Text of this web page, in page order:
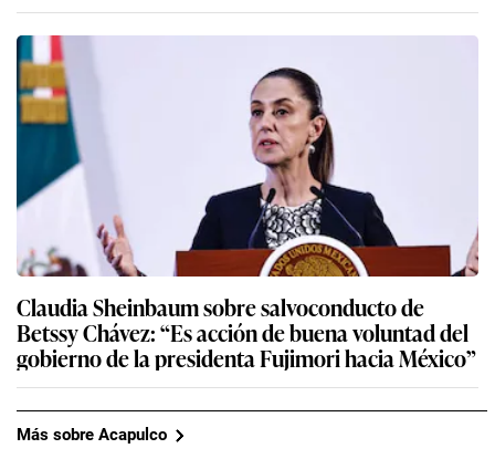
Claudia Sheinbaum sobre salvoconducto de
Betssy Chávez: “Es acción de buena voluntad del
gobierno de la presidenta Fujimori hacia México”
Más sobre Acapulco